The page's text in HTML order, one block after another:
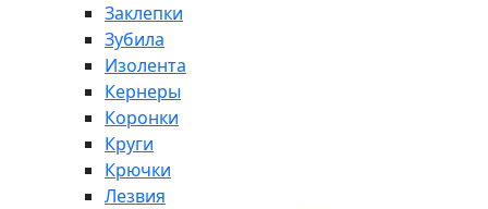
Заклепки
Зубила
Изолента
Кернеры
Коронки
Круги
Крючки
Лезвия